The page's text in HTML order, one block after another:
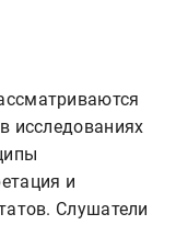
исследованиях
и
Слушатели